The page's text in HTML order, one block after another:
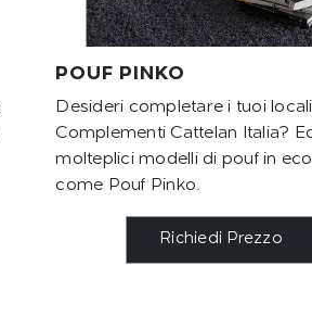
POUF PINKO
Desideri completare i tuoi
Complementi Cattelan Italia?
molteplici modelli di pouf in
come Pouf Pinko.
Richiedi Prezzo